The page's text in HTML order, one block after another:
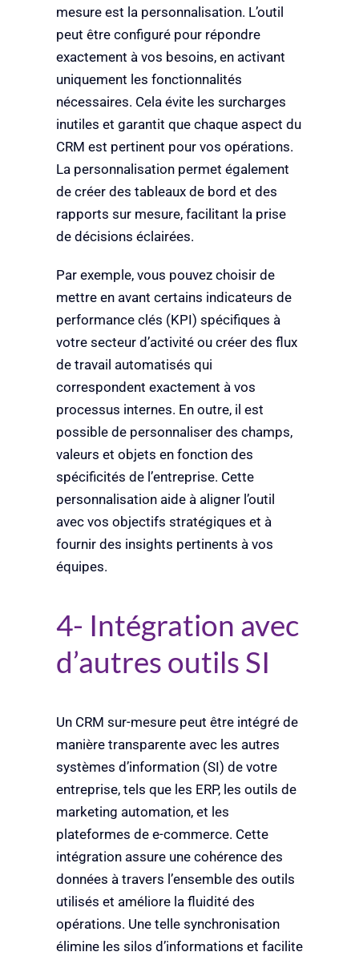
mesure est la personnalisation. L’outil
peut être configuré pour répondre
exactement à vos besoins, en activant
uniquement les fonctionnalités
nécessaires. Cela évite les surcharges
inutiles et garantit que chaque aspect du
CRM est pertinent pour vos opérations.
La personnalisation permet également
de créer des tableaux de bord et des
rapports sur mesure, facilitant la prise
de décisions éclairées.
Par exemple, vous pouvez choisir de
mettre en avant certains indicateurs de
performance clés (KPI) spécifiques à
votre secteur d’activité ou créer des flux
de travail automatisés qui
correspondent exactement à vos
processus internes. En outre, il est
possible de personnaliser des champs,
valeurs et objets en fonction des
spécificités de l’entreprise. Cette
personnalisation aide à aligner l’outil
avec vos objectifs stratégiques et à
fournir des insights pertinents à vos
équipes.
4- Intégration avec
d’autres outils SI
Un CRM sur-mesure peut être intégré de
manière transparente avec les autres
systèmes d’information (SI) de votre
entreprise, tels que les ERP, les outils de
marketing automation, et les
plateformes de e-commerce. Cette
intégration assure une cohérence des
données à travers l’ensemble des outils
utilisés et améliore la fluidité des
opérations. Une telle synchronisation
élimine les silos d’informations et facilite